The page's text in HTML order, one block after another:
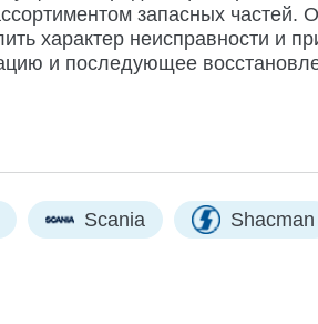
запасных частей.
характер неисправности и
и последующее
Scania Shacman